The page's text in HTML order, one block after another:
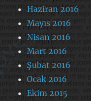
Haziran 2016
Mayıs 2016
Nisan 2016
Mart 2016
Şubat 2016
Ocak 2016
Ekim 2015